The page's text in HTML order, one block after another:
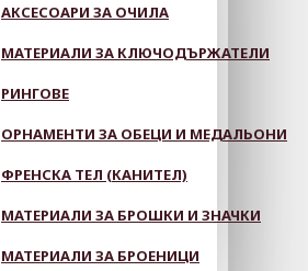
АКСЕСОАРИ ЗА ОЧИЛА
МАТЕРИАЛИ ЗА КЛЮЧОДЪРЖАТЕЛИ
РИНГОВЕ
ОРНАМЕНТИ ЗА ОБЕЦИ И МЕДАЛЬОНИ
ФРЕНСКА ТЕЛ (КАНИТЕЛ)
МАТЕРИАЛИ ЗА БРОШКИ И ЗНАЧКИ
МАТЕРИАЛИ ЗА БРОЕНИЦИ